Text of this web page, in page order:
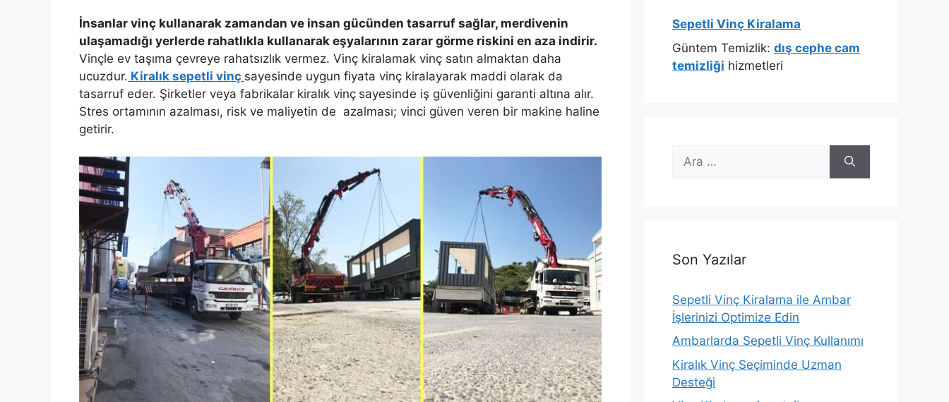
İnsanlar vinç kullanarak zamandan ve insan gücünden tasarruf sağlar, merdivenin
ulaşamadığı yerlerde rahatlıkla kullanarak eşyalarının zarar görme riskini en aza indirir.
Vinçle ev taşıma çevreye rahatsızlık vermez. Vinç kiralamak vinç satın almaktan daha
ucuzdur. Kiralık sepetli vinç sayesinde uygun fiyata vinç kiralayarak maddi olarak da
tasarruf eder. Şirketler veya fabrikalar kiralık vinç sayesinde iş güvenliğini garanti altına alır.
Stres ortamının azalması, risk ve maliyetin de azalması; vinci güven veren bir makine haline
getirir.
Sepetli Vinç Kiralama
Güntem Temizlik: dış cephe cam
temizliği hizmetleri
ara
Son Yazılar
Sepetli Vinç Kiralama ile Ambar
İşlerinizi Optimize Edin
Ambarlarda Sepetli Vinç Kullanımı
Kiralık Vinç Seçiminde Uzman
Desteği